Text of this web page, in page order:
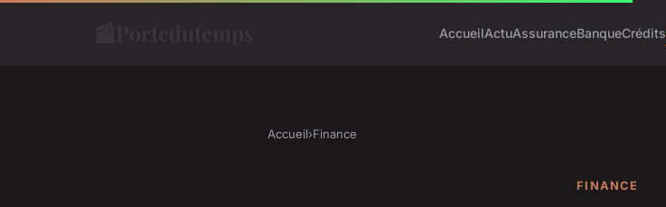
AccueilActuAssuranceBanqueCrédits
Accueil›Finance
FINANCE